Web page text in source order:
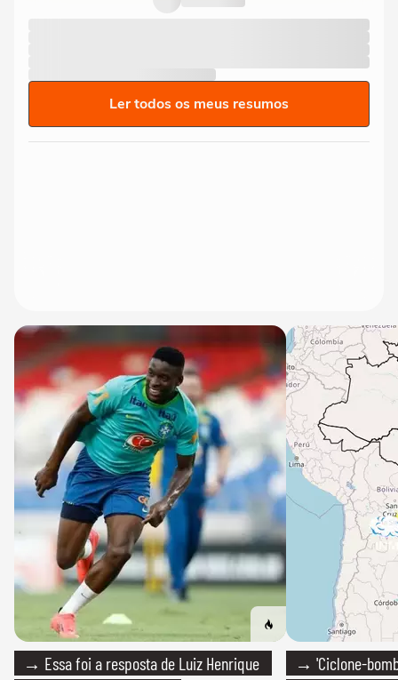
Ler todos os meus resumos
→ Essa foi a resposta de Luiz Henrique
→ 'Ciclone-